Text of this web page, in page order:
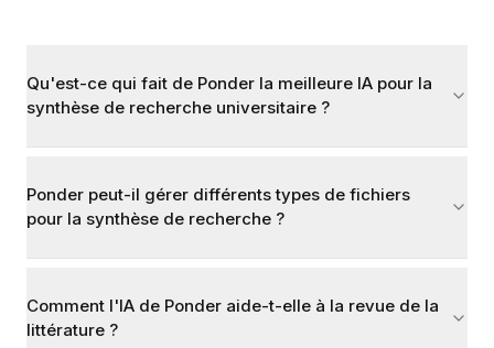
Qu'est-ce qui fait de Ponder la meilleure IA pour la
synthèse de recherche universitaire ?
Ponder peut-il gérer différents types de fichiers
pour la synthèse de recherche ?
Comment l'IA de Ponder aide-t-elle à la revue de la
littérature ?